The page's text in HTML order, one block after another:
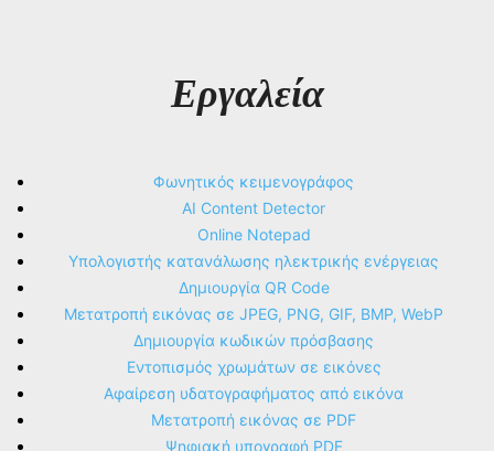
Εργαλεία
Φωνητικός κειμενογράφος
AI Content Detector
Online Notepad
Υπολογιστής κατανάλωσης ηλεκτρικής ενέργειας
Δημιουργία QR Code
Μετατροπή εικόνας σε JPEG, PNG, GIF, BMP, WebP
Δημιουργία κωδικών πρόσβασης
Εντοπισμός χρωμάτων σε εικόνες
Αφαίρεση υδατογραφήματος από εικόνα
Μετατροπή εικόνας σε PDF
Ψηφιακή υπογραφή PDF